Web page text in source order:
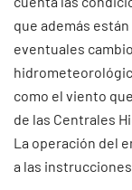
que además
eventuales
como el viento
de las Centrales
La operación del
a las